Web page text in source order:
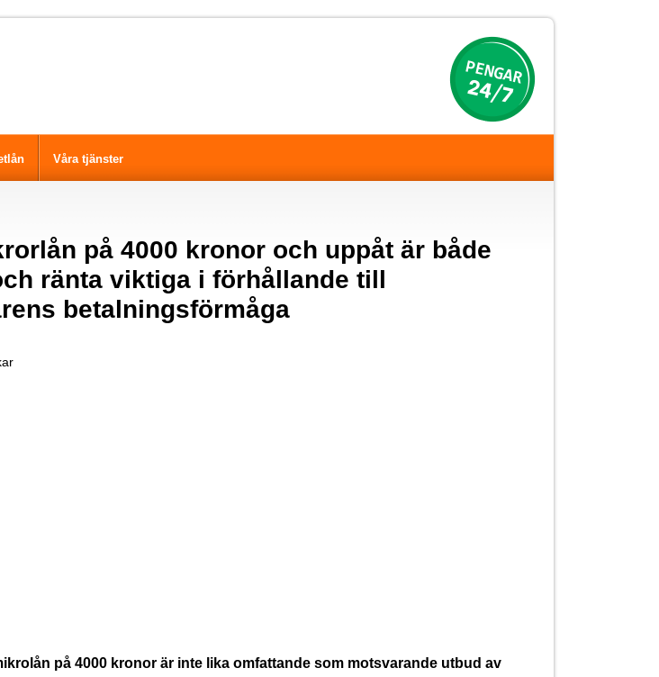
Våra tjänster
på 4000 kronor och uppåt är både
ränta viktiga i förhållande till
betalningsförmåga
på 4000 kronor är inte lika omfattande som motsvarande utbud av